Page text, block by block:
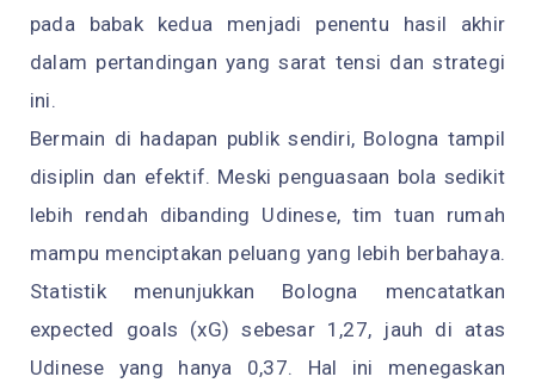
pada babak kedua menjadi penentu hasil akhir
dalam pertandingan yang sarat tensi dan strategi
ini.
Bermain di hadapan publik sendiri, Bologna tampil
disiplin dan efektif. Meski penguasaan bola sedikit
lebih rendah dibanding Udinese, tim tuan rumah
mampu menciptakan peluang yang lebih berbahaya.
Statistik menunjukkan Bologna mencatatkan
expected goals (xG) sebesar 1,27, jauh di atas
Udinese yang hanya 0,37. Hal ini menegaskan